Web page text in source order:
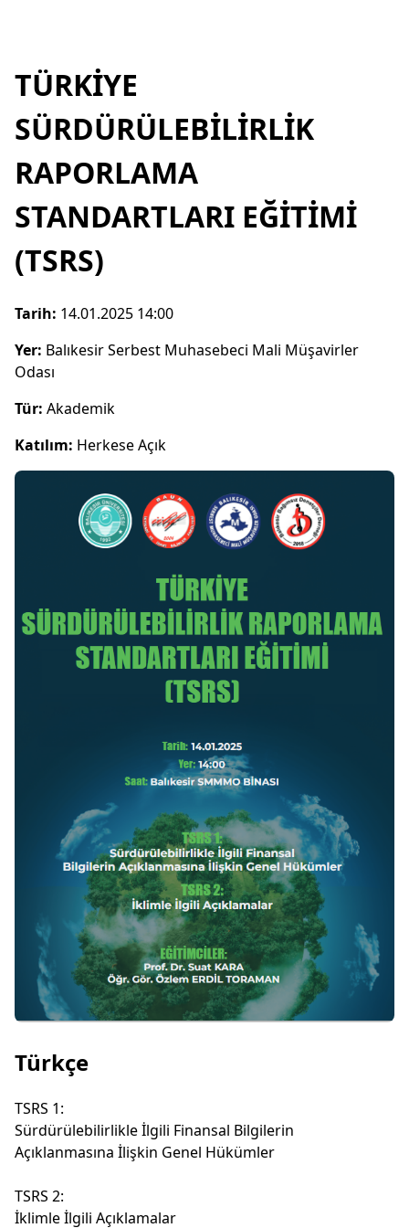
TÜRKİYE
SÜRDÜRÜLEBİLİRLİK
RAPORLAMA
STANDARTLARI EĞİTİMİ
(TSRS)
Tarih: 14.01.2025 14:00
Yer: Balıkesir Serbest Muhasebeci Mali Müşavirler
Odası
Tür: Akademik
Katılım: Herkese Açık
Türkçe
TSRS 1:
Sürdürülebilirlikle İlgili Finansal Bilgilerin
Açıklanmasına İlişkin Genel Hükümler
TSRS 2:
İklimle İlgili Açıklamalar